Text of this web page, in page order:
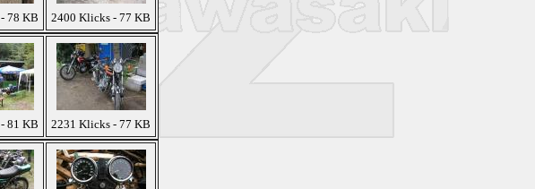
78 KB 2400 Klicks - 77 KB
81 KB 2231 Klicks - 77 KB